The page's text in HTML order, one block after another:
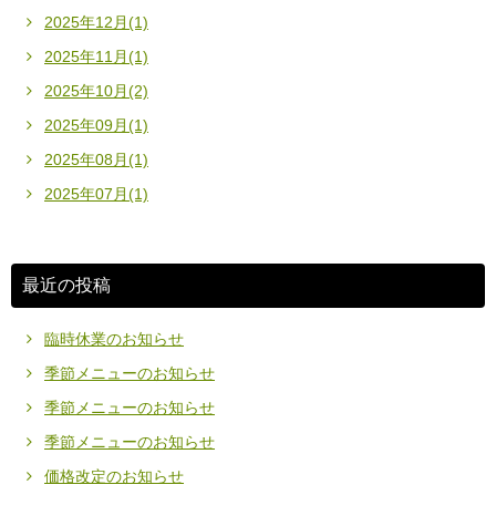
2025年12月(1)
2025年11月(1)
2025年10月(2)
2025年09月(1)
2025年08月(1)
2025年07月(1)
最近の投稿
臨時休業のお知らせ
季節メニューのお知らせ
季節メニューのお知らせ
季節メニューのお知らせ
価格改定のお知らせ